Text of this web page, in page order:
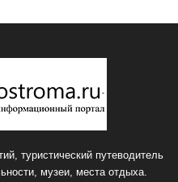
туристический путеводитель
музеи, места отдыха.